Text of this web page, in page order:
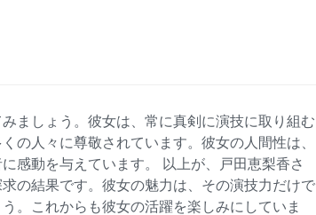
ましょう。彼女は、常に真剣に演技に取り組む
の人々に尊敬されています。彼女の人間性は、
感動を与えています。 以上が、戸田恵梨香さ
の結果です。彼女の魅力は、その演技力だけで
。これからも彼女の活躍を楽しみにしていま